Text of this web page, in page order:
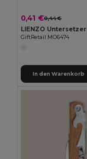
0,41 €0,44 €
LIENZO
GiftRetail MO6474
In den Warenkorb